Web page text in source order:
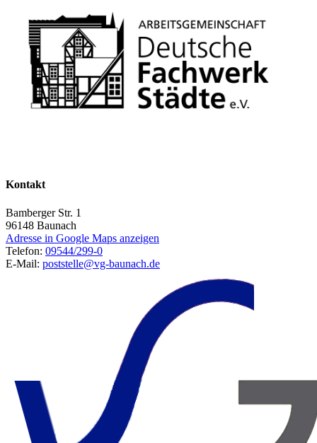
Kontakt
Bamberger Str. 1
96148 Baunach
Adresse in Google Maps anzeigen
Telefon: 09544/299-0
E-Mail: poststelle@vg-baunach.de